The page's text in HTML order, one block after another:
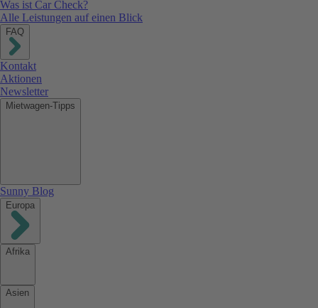
Was ist Car Check?
Alle Leistungen auf einen Blick
FAQ
Kontakt
Aktionen
Newsletter
Mietwagen-Tipps
Sunny Blog
Europa
Afrika
Asien